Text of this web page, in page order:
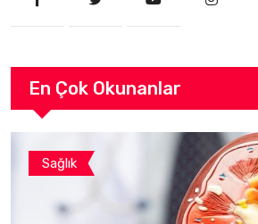
En Çok Okunanlar
Sağlık